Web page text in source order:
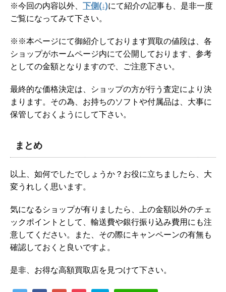
※今回の内容以外、 下側(↓)にて紹介の記事も、是非一度
ご覧になってみて下さい。
※※本ページにて御紹介しております買取の値段は、各
ショップがホームページ内にて公開しております、参考
としての金額となりますので、ご注意下さい。
最終的な価格決定は、ショップの方が行う査定により決
まります。その為、お持ちのソフトや付属品は、大事に
保管しておくようにして下さい。
まとめ
以上、如何でしたでしょうか？お役に立ちましたら、大
変うれしく思います。
気になるショップが有りましたら、上の金額以外のチェ
ックポイントとして、輸送費や銀行振り込み費用にも注
意してください。また、その際にキャンペーンの有無も
確認しておくと良いですよ。
是非、お得な高額買取店を見つけて下さい。